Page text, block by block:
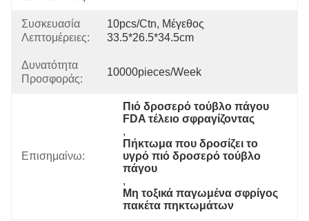
Συσκευασία
Λεπτομέρειες:
10pcs/ctn, Μέγεθος
33.5*26.5*34.5cm
Δυνατότητα
Προσφοράς:
10000pieces/week
Επισημαίνω:
Πιό δροσερό τούβλο πάγου
FDA τέλειο σφραγίζοντας
,
Πήκτωμα που δροσίζει το
υγρό πιό δροσερό τούβλο
πάγου
,
Μη τοξικά παγωμένα σφρίγος
πακέτα πηκτωμάτων